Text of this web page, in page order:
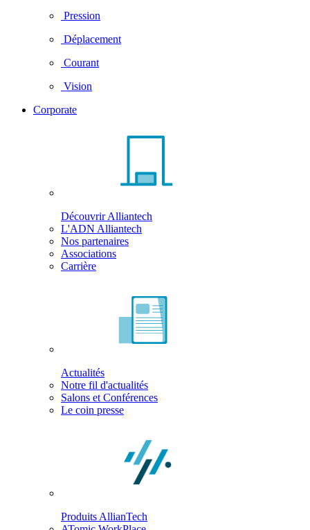
Pression
Déplacement
Courant
Vision
Corporate
Découvrir Alliantech
L'ADN Alliantech
Nos partenaires
Associations
Carrière
Actualités
Notre fil d'actualités
Salons et Conférences
Le coin presse
Produits AllianTech